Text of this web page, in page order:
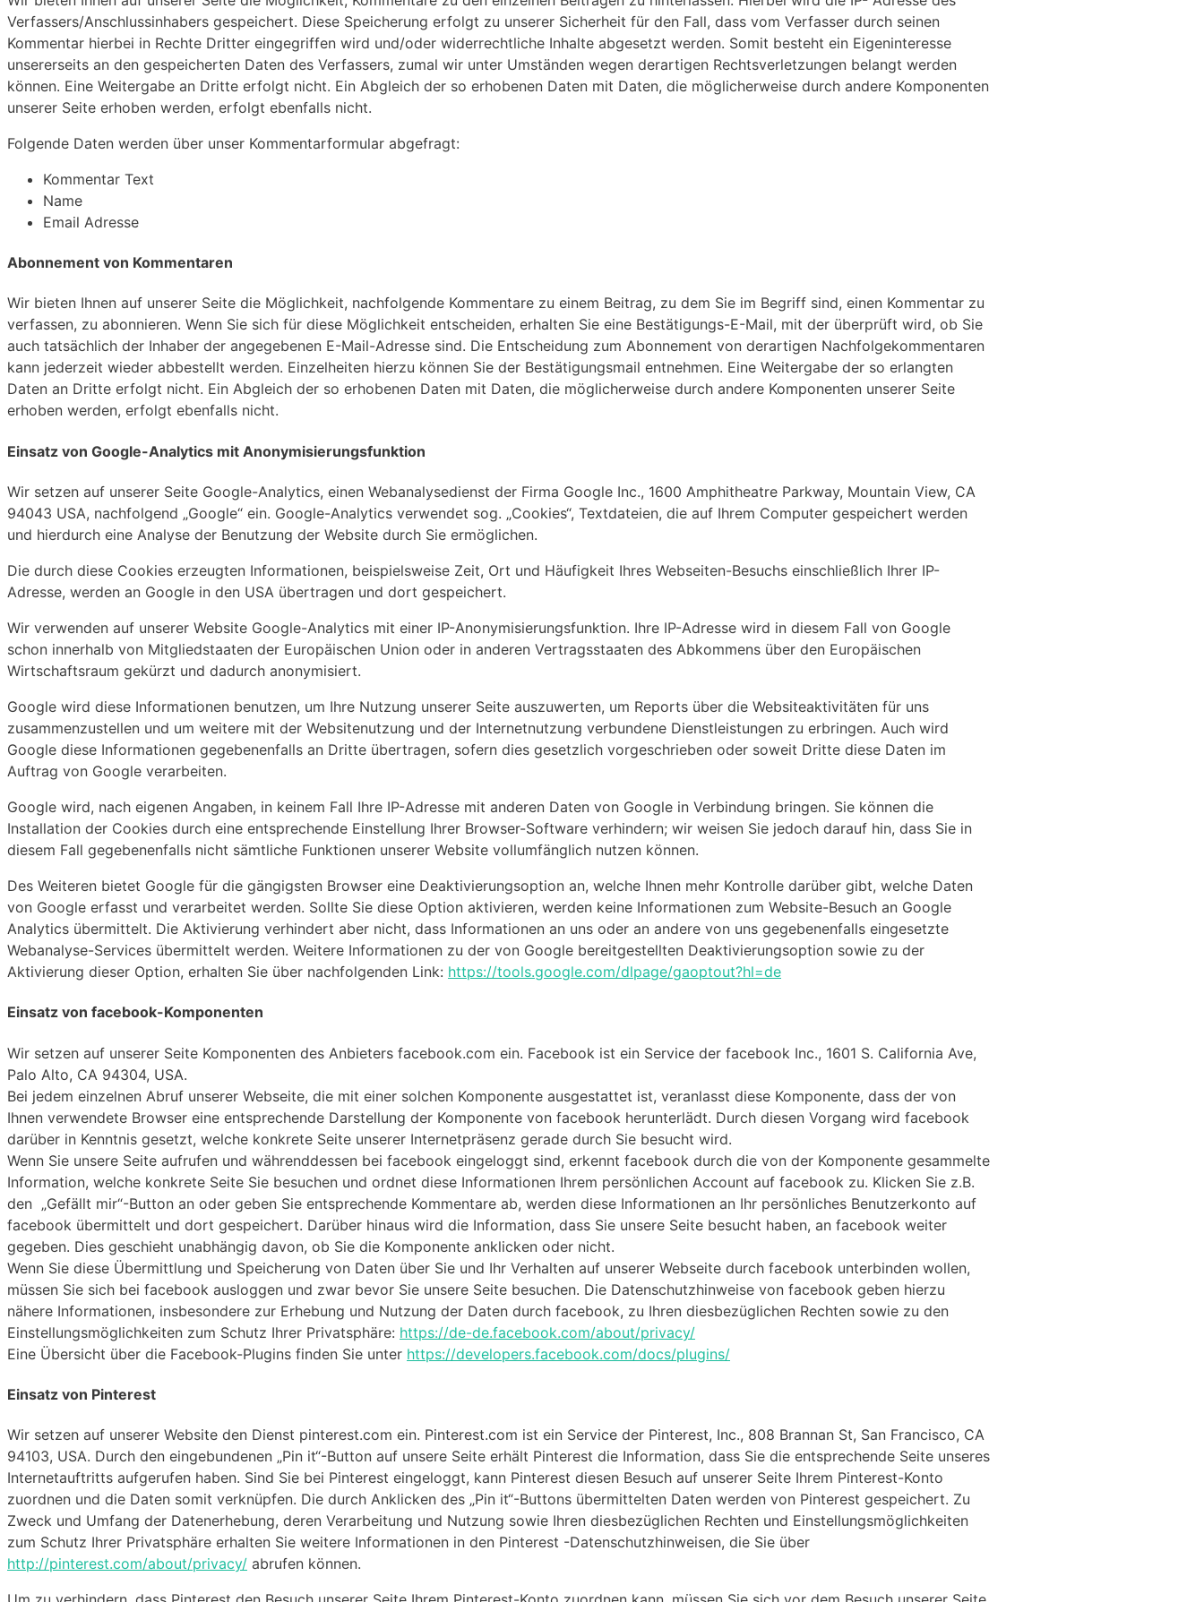
Verfassers/Anschlussinhabers gespeichert. Diese Speicherung erfolgt zu unserer Sicherheit für den Fall, dass vom Verfasser durch seinen
Kommentar hierbei in Rechte Dritter eingegriffen wird und/oder widerrechtliche Inhalte abgesetzt werden. Somit besteht ein Eigeninteresse
unsererseits an den gespeicherten Daten des Verfassers, zumal wir unter Umständen wegen derartigen Rechtsverletzungen belangt werden
können. Eine Weitergabe an Dritte erfolgt nicht. Ein Abgleich der so erhobenen Daten mit Daten, die möglicherweise durch andere Komponenten
unserer Seite erhoben werden, erfolgt ebenfalls nicht.
Folgende Daten werden über unser Kommentarformular abgefragt:
Kommentar Text
Name
Email Adresse
Abonnement von Kommentaren
Wir bieten Ihnen auf unserer Seite die Möglichkeit, nachfolgende Kommentare zu einem Beitrag, zu dem Sie im Begriff sind, einen Kommentar zu
verfassen, zu abonnieren. Wenn Sie sich für diese Möglichkeit entscheiden, erhalten Sie eine Bestätigungs-E-Mail, mit der überprüft wird, ob Sie
auch tatsächlich der Inhaber der angegebenen E-Mail-Adresse sind. Die Entscheidung zum Abonnement von derartigen Nachfolgekommentaren
kann jederzeit wieder abbestellt werden. Einzelheiten hierzu können Sie der Bestätigungsmail entnehmen. Eine Weitergabe der so erlangten
Daten an Dritte erfolgt nicht. Ein Abgleich der so erhobenen Daten mit Daten, die möglicherweise durch andere Komponenten unserer Seite
erhoben werden, erfolgt ebenfalls nicht.
Einsatz von Google-Analytics mit Anonymisierungsfunktion
Wir setzen auf unserer Seite Google-Analytics, einen Webanalysedienst der Firma Google Inc., 1600 Amphitheatre Parkway, Mountain View, CA
94043 USA, nachfolgend „Google“ ein. Google-Analytics verwendet sog. „Cookies“, Textdateien, die auf Ihrem Computer gespeichert werden
und hierdurch eine Analyse der Benutzung der Website durch Sie ermöglichen.
Die durch diese Cookies erzeugten Informationen, beispielsweise Zeit, Ort und Häufigkeit Ihres Webseiten-Besuchs einschließlich Ihrer IP-
Adresse, werden an Google in den USA übertragen und dort gespeichert.
Wir verwenden auf unserer Website Google-Analytics mit einer IP-Anonymisierungsfunktion. Ihre IP-Adresse wird in diesem Fall von Google
schon innerhalb von Mitgliedstaaten der Europäischen Union oder in anderen Vertragsstaaten des Abkommens über den Europäischen
Wirtschaftsraum gekürzt und dadurch anonymisiert.
Google wird diese Informationen benutzen, um Ihre Nutzung unserer Seite auszuwerten, um Reports über die Websiteaktivitäten für uns
zusammenzustellen und um weitere mit der Websitenutzung und der Internetnutzung verbundene Dienstleistungen zu erbringen. Auch wird
Google diese Informationen gegebenenfalls an Dritte übertragen, sofern dies gesetzlich vorgeschrieben oder soweit Dritte diese Daten im
Auftrag von Google verarbeiten.
Google wird, nach eigenen Angaben, in keinem Fall Ihre IP-Adresse mit anderen Daten von Google in Verbindung bringen. Sie können die
Installation der Cookies durch eine entsprechende Einstellung Ihrer Browser-Software verhindern; wir weisen Sie jedoch darauf hin, dass Sie in
diesem Fall gegebenenfalls nicht sämtliche Funktionen unserer Website vollumfänglich nutzen können.
Des Weiteren bietet Google für die gängigsten Browser eine Deaktivierungsoption an, welche Ihnen mehr Kontrolle darüber gibt, welche Daten
von Google erfasst und verarbeitet werden. Sollte Sie diese Option aktivieren, werden keine Informationen zum Website-Besuch an Google
Analytics übermittelt. Die Aktivierung verhindert aber nicht, dass Informationen an uns oder an andere von uns gegebenenfalls eingesetzte
Webanalyse-Services übermittelt werden. Weitere Informationen zu der von Google bereitgestellten Deaktivierungsoption sowie zu der
Aktivierung dieser Option, erhalten Sie über nachfolgenden Link: https://tools.google.com/dlpage/gaoptout?hl=de
Einsatz von facebook-Komponenten
Wir setzen auf unserer Seite Komponenten des Anbieters facebook.com ein. Facebook ist ein Service der facebook Inc., 1601 S. California Ave,
Palo Alto, CA 94304, USA.
Bei jedem einzelnen Abruf unserer Webseite, die mit einer solchen Komponente ausgestattet ist, veranlasst diese Komponente, dass der von
Ihnen verwendete Browser eine entsprechende Darstellung der Komponente von facebook herunterlädt. Durch diesen Vorgang wird facebook
darüber in Kenntnis gesetzt, welche konkrete Seite unserer Internetpräsenz gerade durch Sie besucht wird.
Wenn Sie unsere Seite aufrufen und währenddessen bei facebook eingeloggt sind, erkennt facebook durch die von der Komponente gesammelte
Information, welche konkrete Seite Sie besuchen und ordnet diese Informationen Ihrem persönlichen Account auf facebook zu. Klicken Sie z.B.
den „Gefällt mir“-Button an oder geben Sie entsprechende Kommentare ab, werden diese Informationen an Ihr persönliches Benutzerkonto auf
facebook übermittelt und dort gespeichert. Darüber hinaus wird die Information, dass Sie unsere Seite besucht haben, an facebook weiter
gegeben. Dies geschieht unabhängig davon, ob Sie die Komponente anklicken oder nicht.
Wenn Sie diese Übermittlung und Speicherung von Daten über Sie und Ihr Verhalten auf unserer Webseite durch facebook unterbinden wollen,
müssen Sie sich bei facebook ausloggen und zwar bevor Sie unsere Seite besuchen. Die Datenschutzhinweise von facebook geben hierzu
nähere Informationen, insbesondere zur Erhebung und Nutzung der Daten durch facebook, zu Ihren diesbezüglichen Rechten sowie zu den
Einstellungsmöglichkeiten zum Schutz Ihrer Privatsphäre: https://de-de.facebook.com/about/privacy/
Eine Übersicht über die Facebook-Plugins finden Sie unter https://developers.facebook.com/docs/plugins/
Einsatz von Pinterest
Wir setzen auf unserer Website den Dienst pinterest.com ein. Pinterest.com ist ein Service der Pinterest, Inc., 808 Brannan St, San Francisco, CA
94103, USA. Durch den eingebundenen „Pin it“-Button auf unsere Seite erhält Pinterest die Information, dass Sie die entsprechende Seite unseres
Internetauftritts aufgerufen haben. Sind Sie bei Pinterest eingeloggt, kann Pinterest diesen Besuch auf unserer Seite Ihrem Pinterest-Konto
zuordnen und die Daten somit verknüpfen. Die durch Anklicken des „Pin it“-Buttons übermittelten Daten werden von Pinterest gespeichert. Zu
Zweck und Umfang der Datenerhebung, deren Verarbeitung und Nutzung sowie Ihren diesbezüglichen Rechten und Einstellungsmöglichkeiten
zum Schutz Ihrer Privatsphäre erhalten Sie weitere Informationen in den Pinterest -Datenschutzhinweisen, die Sie über
http://pinterest.com/about/privacy/ abrufen können.